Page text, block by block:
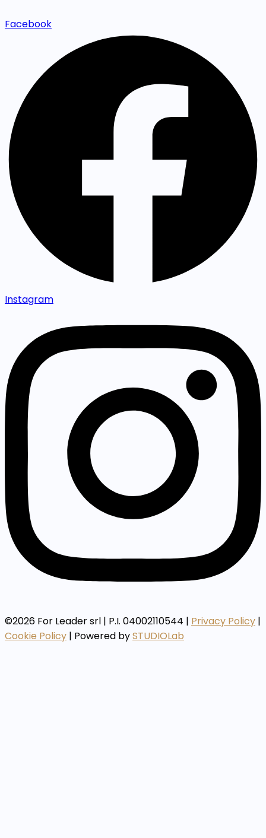
Facebook
Instagram
©2026 For Leader srl | P.I. 04002110544 | Privacy Policy |
Cookie Policy | Powered bySTUDIOLab